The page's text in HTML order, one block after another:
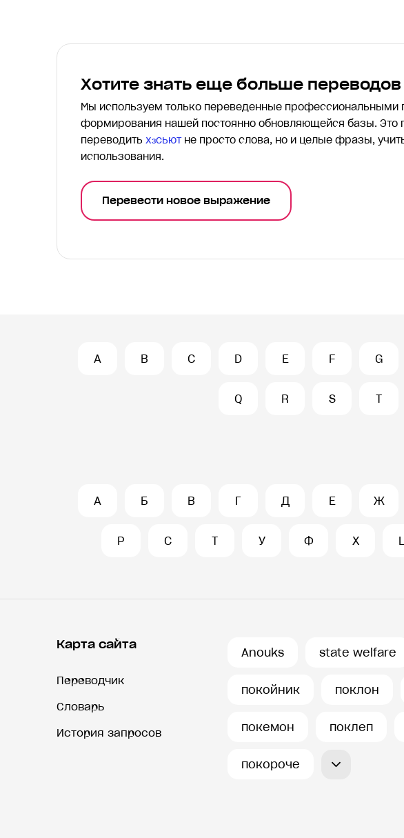
Хотите знать еще больше переводов
Мы используем только переведенные
формирования нашей постоянно обновляющейся базы. Это
переводить хɜсьютне просто слова, но и целые фразы,
использования.
Перевести новое выражение
A B C D E F G
Q R S T
А Б В Г Д Е Ж
Р С Т У Ф Х
Карта сайта
Переводчик
Словарь
История запросов
Anouks state welfare
покойник поклон
покемон поклеп
покороче